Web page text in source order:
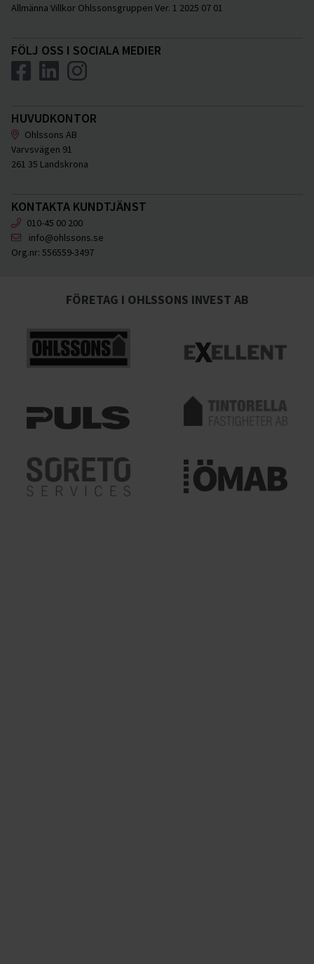
Allmänna Villkor Ohlssonsgruppen Ver. 1 2025 07 01
FÖLJ OSS I SOCIALA MEDIER
HUVUDKONTOR
Ohlssons AB
Varvsvägen 91
261 35 Landskrona
KONTAKTA KUNDTJÄNST
010-45 00 200
info@ohlssons.se
Org.nr: 556559-3497
FÖRETAG I OHLSSONS INVEST AB